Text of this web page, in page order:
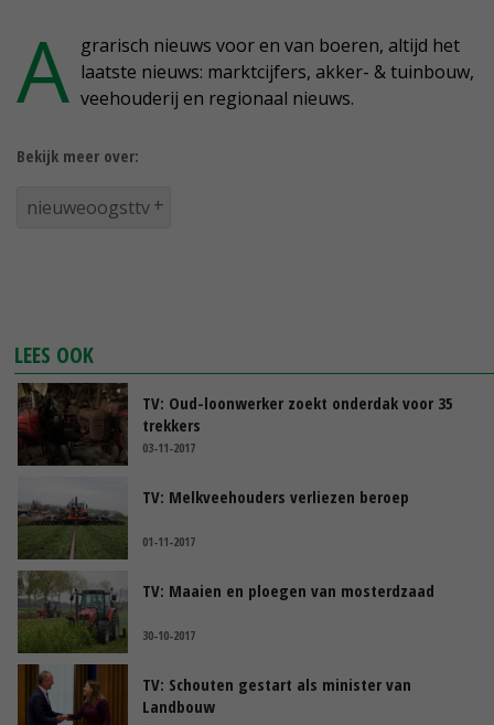
A grarisch nieuws voor en van boeren, altijd het
laatste nieuws: marktcijfers, akker- & tuinbouw,
veehouderij en regionaal nieuws.
Bekijk meer over:
nieuweoogsttv
LEES OOK
TV: Oud-loonwerker zoekt onderdak voor 35
trekkers
03-11-2017
TV: Melkveehouders verliezen beroep
01-11-2017
TV: Maaien en ploegen van mosterdzaad
30-10-2017
TV: Schouten gestart als minister van
Landbouw